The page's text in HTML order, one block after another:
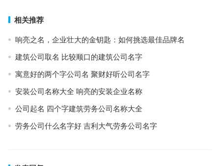
相关推荐
响亮之名，企业壮大的金钥匙：如何挑选最佳品牌名
建筑公司取名 比较顺口的建筑公司名字
寓意好的两个字公司名 聚财好听公司名字
安装公司名称大全 响亮的安装企业名称
公司起名 四个字建筑劳务公司名称大全
劳务公司什么名字好 吉利大气劳务公司名字